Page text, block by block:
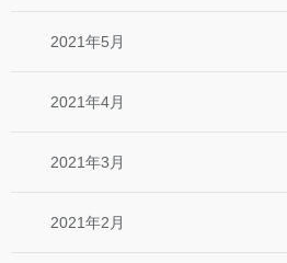
2021年5月
2021年4月
2021年3月
2021年2月